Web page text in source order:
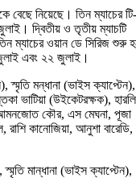
নিয়েছে। তিন ম্যাচের টি-
দ্বিতীয় ও তৃতীয় ম্যাচটি
ম্যাচের ওয়ান ডে সিরিজ শুরু
এবং ২২ জুলাই।
স্মৃতি মন্ধানা (ভাইস ক্যাপ্টেন),
ভাটিয়া (উইকেটরক্ষক),
আমনজোত কৌর, এস মেঘনা, পূজা
রাশি কানোজিয়া, আনুশা বারেডি,
মান্ধানা (ভাইস ক্যাপ্টেন),